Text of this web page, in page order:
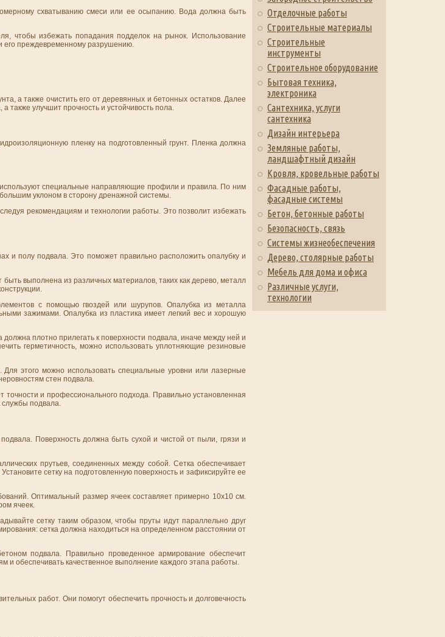
схватыванию смеси или ее осыпанию. Вода должна быть
чтобы избежать попадания подделок на рынок. Использование
его преждевременному разрушению.
а также очистить его от деревянных и бетонных остатков. Далее
также улучшит прочность и устойчивость пола.
пленку на подготовленный грунт. Пленка должна
используют специальные направляющие профили и правила. По ним
уклоном в сторону дренажной системы.
рекомендациям и технологии работы. Это позволит избежать
и полу подвала. Это поможет правильно расположить опалубку и
выполнена из различных материалов, таких как дерево, металл
с помощью гвоздей или шурупов. Опалубка из металла
зажимами. Опалубка из пластика имеет легкий вес и хорошую
плотно прилегать к поверхности подвала, иначе между ней и
герметичность, можно использовать уплотняющие резиновые
Для этого можно использовать специальные уровни или лазерные
стен подвала.
точности и профессионального подхода. Правильно установленная
службы подвала.
Поверхность должна быть сухой и чистой от пыли, грязи и
прутьев, соединенных между собой. Сетка обеспечивает
сетку на подготовленную поверхность и зафиксируйте ее
Оптимальный размер ячеек составляет примерно 10x10 см.
ячеек.
сетку таким образом, чтобы пруты идут параллельно друг
сетка должна находиться на определенном расстоянии от
подвала. Правильно проведенное армирование обеспечит
и обеспечивать качественное выполнение каждого этапа работы.
работ. Они помогут обеспечить прочность и долговечность
Отделочные работы
Строительные материалы
Строительные
инструменты
Строительное оборудование
Бытовая техника,
электроника
Сантехника, услуги
сантехника
Дизайн интерьера
Земляные работы,
ландшафтный дизайн
Кровля, кровельные работы
Фасадные работы,
фасадные системы
Бетон, бетонные работы
Безопасность, связь
Системы жизнеобеспечения
Дерево, столярные работы
Мебель для дома и офиса
Различные услуги,
технологии